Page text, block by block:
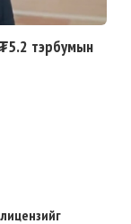
тэрбумын